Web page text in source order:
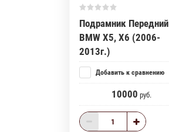
Подрамник Передний
BMW X5, X6 (2006-
2013г.)
Добавить к сравнению
10000 руб.